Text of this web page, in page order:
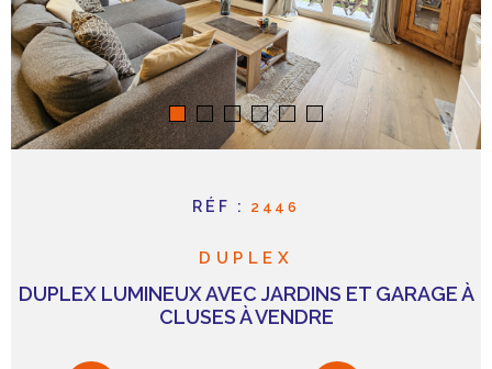
RÉF : 2446
DUPLEX
DUPLEX LUMINEUX AVEC JARDINS ET GARAGE À
CLUSES À VENDRE